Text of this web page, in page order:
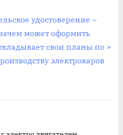
удостоверение –
зачем может оформить
свои планы по
электрокаров